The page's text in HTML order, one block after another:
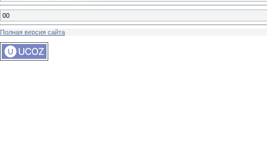
00
Полная версия сайта